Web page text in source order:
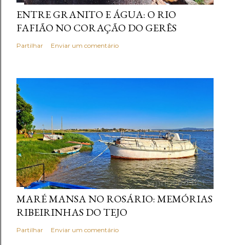
ENTRE GRANITO E ÁGUA: O RIO
FAFIÃO NO CORAÇÃO DO GERÊS
Partilhar Enviar um comentário
MARÉ MANSA NO ROSÁRIO: MEMÓRIAS
RIBEIRINHAS DO TEJO
Partilhar Enviar um comentário